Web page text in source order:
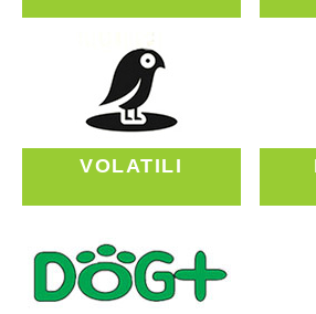
VOLATILI